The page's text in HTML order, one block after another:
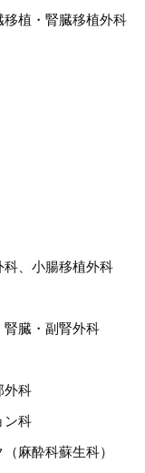
移植・腎臓移植外科
、小腸移植外科
臓・副腎外科
外科
ン科
麻酔科蘇生科）